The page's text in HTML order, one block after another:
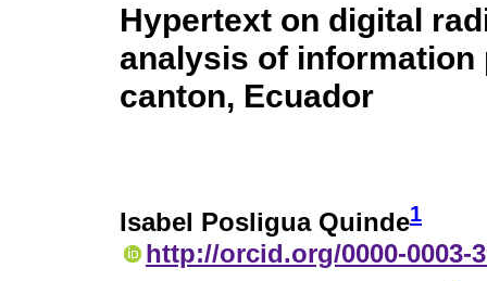
Hypertext on digital
analysis of information
canton, Ecuador
Isabel Posligua Quinde1
http://orcid.org/0000-0003-